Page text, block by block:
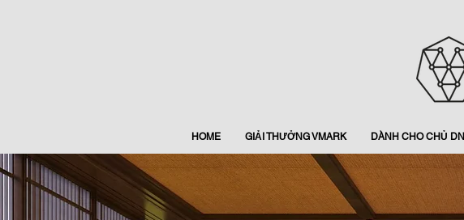
HOME GIẢI THƯỞNG VMARK DÀNH CHO CHỦ DN